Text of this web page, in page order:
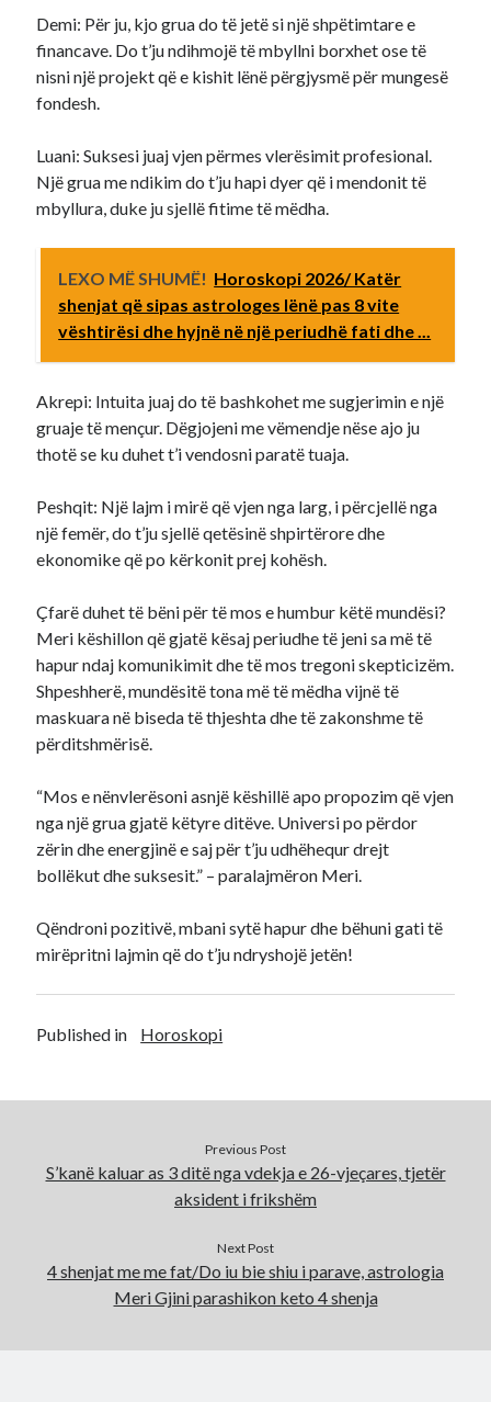
Demi: Për ju, kjo grua do të jetë si një shpëtimtare e
financave. Do t’ju ndihmojë të mbyllni borxhet ose të
nisni një projekt që e kishit lënë përgjysmë për mungesë
fondesh.
Luani: Suksesi juaj vjen përmes vlerësimit profesional.
Një grua me ndikim do t’ju hapi dyer që i mendonit të
mbyllura, duke ju sjellë fitime të mëdha.
LEXO MË SHUMË! Horoskopi 2026/ Katër
shenjat që sipas astrologes lënë pas 8 vite
vështirësi dhe hyjnë në një periudhë fati dhe ...
Akrepi: Intuita juaj do të bashkohet me sugjerimin e një
gruaje të mençur. Dëgjojeni me vëmendje nëse ajo ju
thotë se ku duhet t’i vendosni paratë tuaja.
Peshqit: Një lajm i mirë që vjen nga larg, i përcjellë nga
një femër, do t’ju sjellë qetësinë shpirtërore dhe
ekonomike që po kërkonit prej kohësh.
Çfarë duhet të bëni për të mos e humbur këtë mundësi?
Meri këshillon që gjatë kësaj periudhe të jeni sa më të
hapur ndaj komunikimit dhe të mos tregoni skepticizëm.
Shpeshherë, mundësitë tona më të mëdha vijnë të
maskuara në biseda të thjeshta dhe të zakonshme të
përditshmërisë.
“Mos e nënvlerësoni asnjë këshillë apo propozim që vjen
nga një grua gjatë këtyre ditëve. Universi po përdor
zërin dhe energjinë e saj për t’ju udhëhequr drejt
bollëkut dhe suksesit.” – paralajmëron Meri.
Qëndroni pozitivë, mbani sytë hapur dhe bëhuni gati të
mirëpritni lajmin që do t’ju ndryshojë jetën!
Published in Horoskopi
Previous Post
S’kanë kaluar as 3 ditë nga vdekja e 26-vjeçares, tjetër
aksident i frikshëm
Next Post
4 shenjat me me fat/Do iu bie shiu i parave, astrologia
Meri Gjini parashikon keto 4 shenja